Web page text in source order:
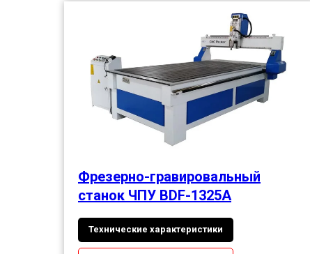
Фрезерно-гравировальный
станок ЧПУ BDF-1325А
Технические характеристики